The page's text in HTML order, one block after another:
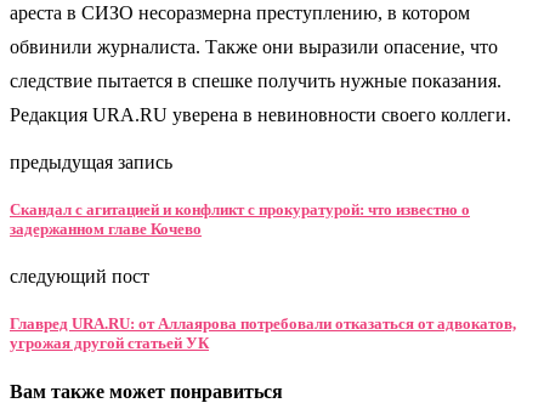
ареста в СИЗО несоразмерна преступлению, в котором
обвинили журналиста. Также они выразили опасение, что
следствие пытается в спешке получить нужные показания.
Редакция URA.RU уверена в невиновности своего коллеги.
предыдущая запись
Скандал с агитацией и конфликт с прокуратурой: что известно о
задержанном главе Кочево
следующий пост
Главред URA.RU: от Аллаярова потребовали отказаться от адвокатов,
угрожая другой статьей УК
Вам также может понравиться